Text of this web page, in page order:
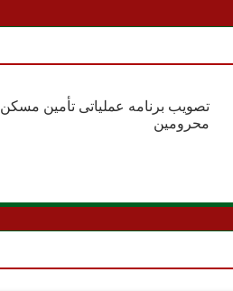
دولت
تصویب برنامه عملیاتی تأمین مسکن
محرومین